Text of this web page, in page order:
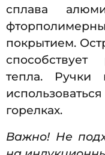
сплава
покрытием.
тепла. Ручки
горелках.
Важно! Не